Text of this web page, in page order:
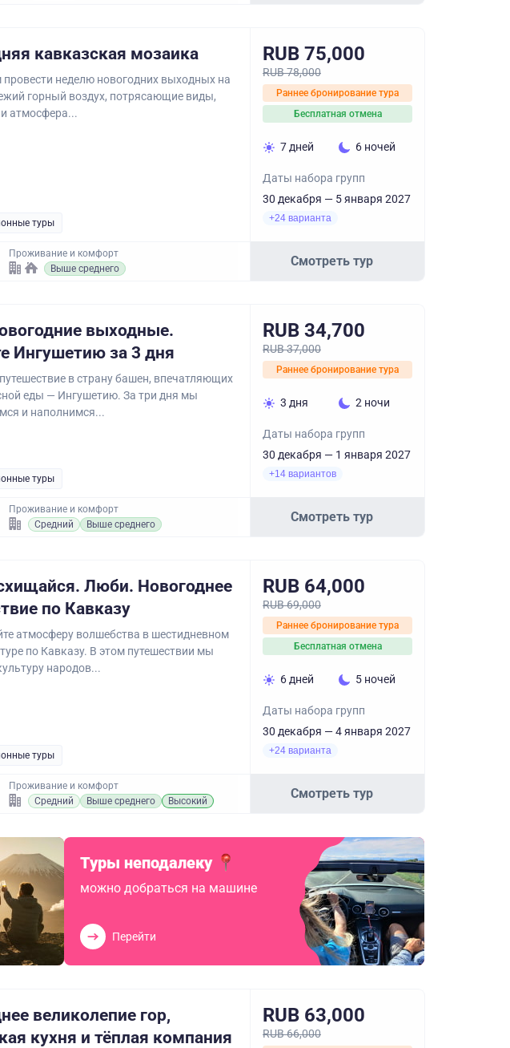
кавказская мозаика
неделю новогодних выходных на
горный воздух, потрясающие виды,
атмосфера...
туры
Проживание и комфорт
Выше среднего
RUB 75,000
RUB 78,000
Раннее бронирование тура
Бесплатная отмена
7 дней 6 ночей
Даты набора групп
30 декабря — 5 января 2027
+24 варианта
Смотреть тур
выходные.
Ингушетию за 3 дня
в страну башен, впечатляющих
еды — Ингушетию. За три дня мы
и наполнимся...
туры
Проживание и комфорт
Средний
Выше среднего
RUB 34,700
RUB 37,000
Раннее бронирование тура
3 дня 2 ночи
Даты набора групп
30 декабря — 1 января 2027
+14 вариантов
Смотреть тур
Люби. Новогоднее
по Кавказу
атмосферу волшебства в шестидневном
по Кавказу. В этом путешествии мы
народов...
туры
Проживание и комфорт
Средний
Выше среднего Высокий
RUB 64,000
RUB 69,000
Раннее бронирование тура
Бесплатная отмена
6 дней 5 ночей
Даты набора групп
30 декабря — 4 января 2027
+24 варианта
Смотреть тур
Туры неподалеку
можно добраться на машине
Перейти
великолепие гор,
кухня и тёплая компания
RUB 63,000
RUB 66,000